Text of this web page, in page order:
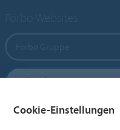
Forbo Flooring Systems
Forbo Movement Systems
Cookie-Einstellungen